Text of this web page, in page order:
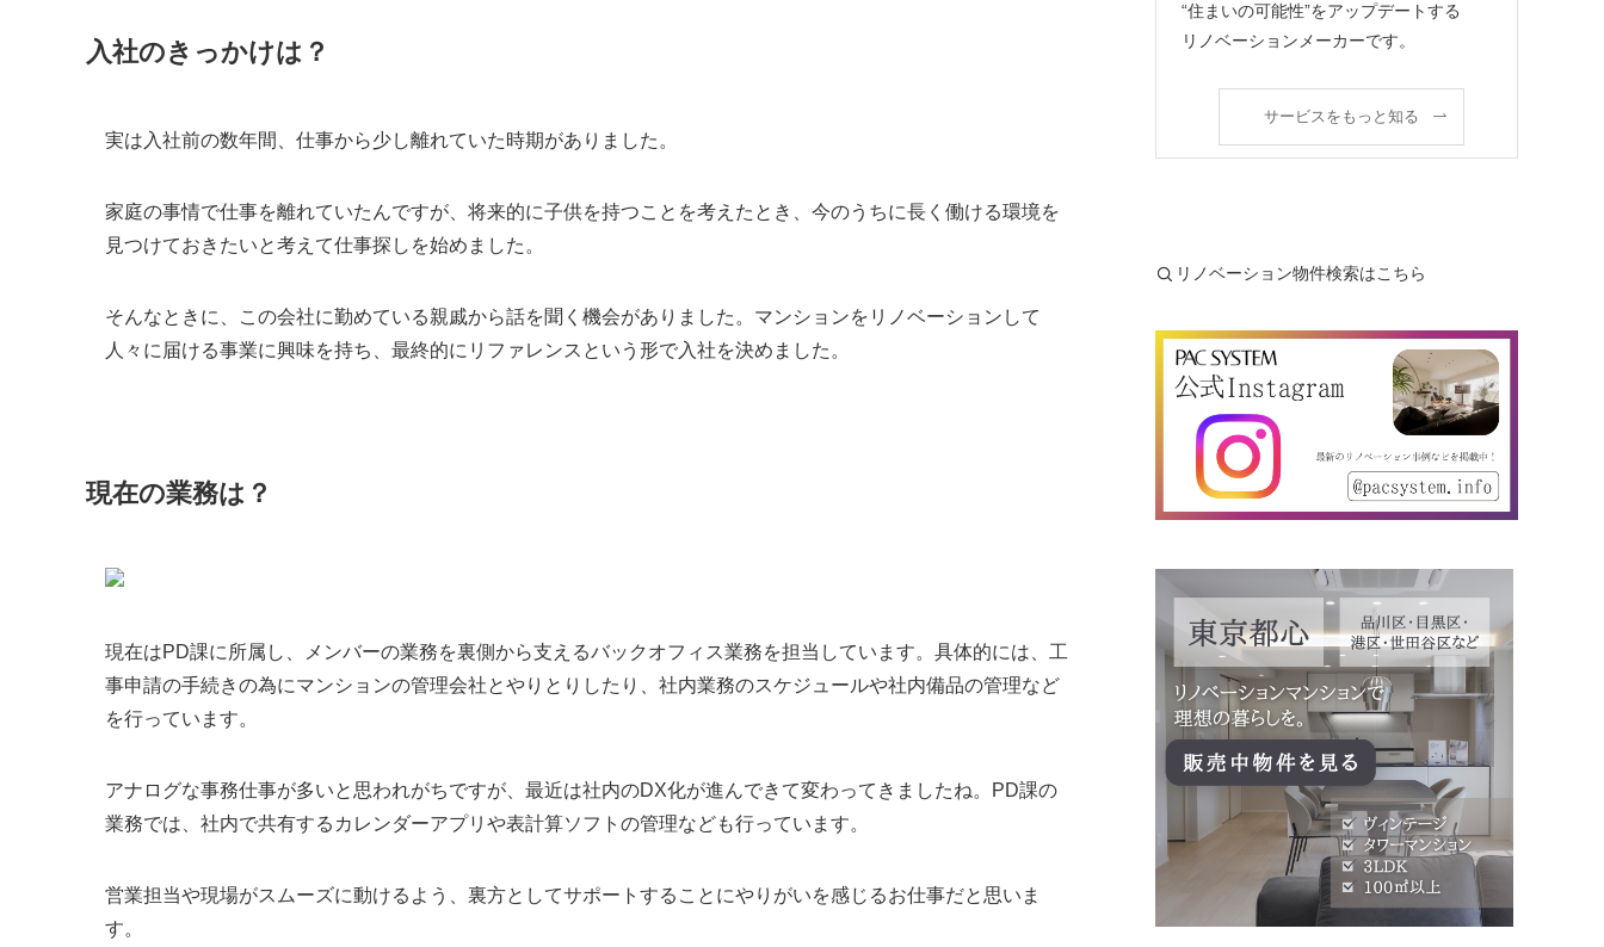
入社のきっかけは？
実は入社前の数年間、仕事から少し離れていた時期がありました。
家庭の事情で仕事を離れていたんですが、将来的に子供を持つことを考えたとき、今のうちに長く働ける環境を
見つけておきたいと考えて仕事探しを始めました。
そんなときに、この会社に勤めている親戚から話を聞く機会がありました。マンションをリノベーションして
人々に届ける事業に興味を持ち、最終的にリファレンスという形で入社を決めました。
現在の業務は？
現在はPD課に所属し、メンバーの業務を裏側から支えるバックオフィス業務を担当しています。具体的には、工
事申請の手続きの為にマンションの管理会社とやりとりしたり、社内業務のスケジュールや社内備品の管理など
を行っています。
アナログな事務仕事が多いと思われがちですが、最近は社内のDX化が進んできて変わってきましたね。PD課の
業務では、社内で共有するカレンダーアプリや表計算ソフトの管理なども行っています。
営業担当や現場がスムーズに動けるよう、裏方としてサポートすることにやりがいを感じるお仕事だと思いま
す。
“住まいの可能性”をアップデートする
リノベーションメーカーです。
サービスをもっと知る
リノベーション物件検索はこちら